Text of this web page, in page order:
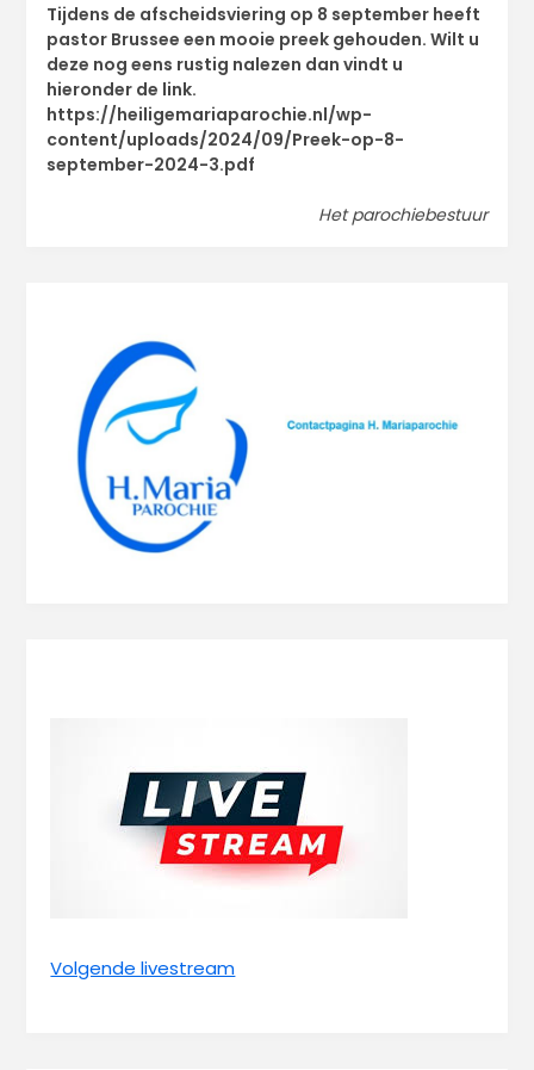
Tijdens de afscheidsviering op 8 september heeft
pastor Brussee een mooie preek gehouden. Wilt u
deze nog eens rustig nalezen dan vindt u
hieronder de link.
https://heiligemariaparochie.nl/wp-
content/uploads/2024/09/Preek-op-8-
september-2024-3.pdf
Het parochiebestuur
Volgende livestream